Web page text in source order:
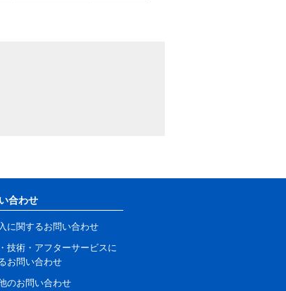
合わせ
に関するお問い合わせ
技術・アフターサービスに
お問い合わせ
のお問い合わせ